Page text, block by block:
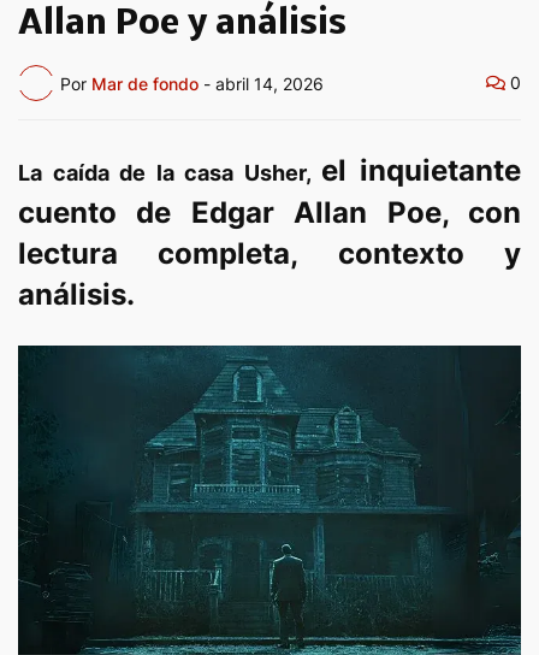
Allan Poe y análisis
Por Mar de fondo - abril 14, 2026 0
La caída de la casa Usher, el inquietante
cuento de Edgar Allan Poe, con
lectura completa, contexto y
análisis.